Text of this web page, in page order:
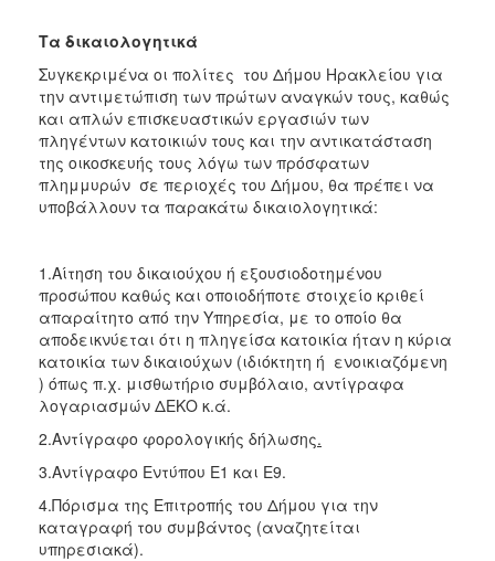
Φύλων
Αυτόματοι
Απινιδωτές
ΔΗΜΟΣ
ΠΟΛΙΤΙΣΜΟΣ
Τα δικαιολογητικά
Συγκεκριμένα οι πολίτες του Δήμου Ηρακλείου για
την αντιμετώπιση των πρώτων αναγκών τους, καθώς
και απλών επισκευαστικών εργασιών των
πληγέντων κατοικιών τους και την αντικατάσταση
της οικοσκευής τους λόγω των πρόσφατων
πλημμυρών σε περιοχές του Δήμου, θα πρέπει να
υποβάλλουν τα παρακάτω δικαιολογητικά:
1.Αίτηση του δικαιούχου ή εξουσιοδοτημένου
προσώπου καθώς και οποιοδήποτε στοιχείο κριθεί
απαραίτητο από την Υπηρεσία, με το οποίο θα
αποδεικνύεται ότι η πληγείσα κατοικία ήταν η κύρια
κατοικία των δικαιούχων (ιδιόκτητη ή ενοικιαζόμενη
) όπως π.χ. μισθωτήριο συμβόλαιο, αντίγραφα
λογαριασμών ΔΕΚΟ κ.ά.
2.Αντίγραφο φορολογικής δήλωσης.
3.Αντίγραφο Εντύπου Ε1 και Ε9.
4.Πόρισμα της Επιτροπής του Δήμου για την
καταγραφή του συμβάντος (αναζητείται
υπηρεσιακά).